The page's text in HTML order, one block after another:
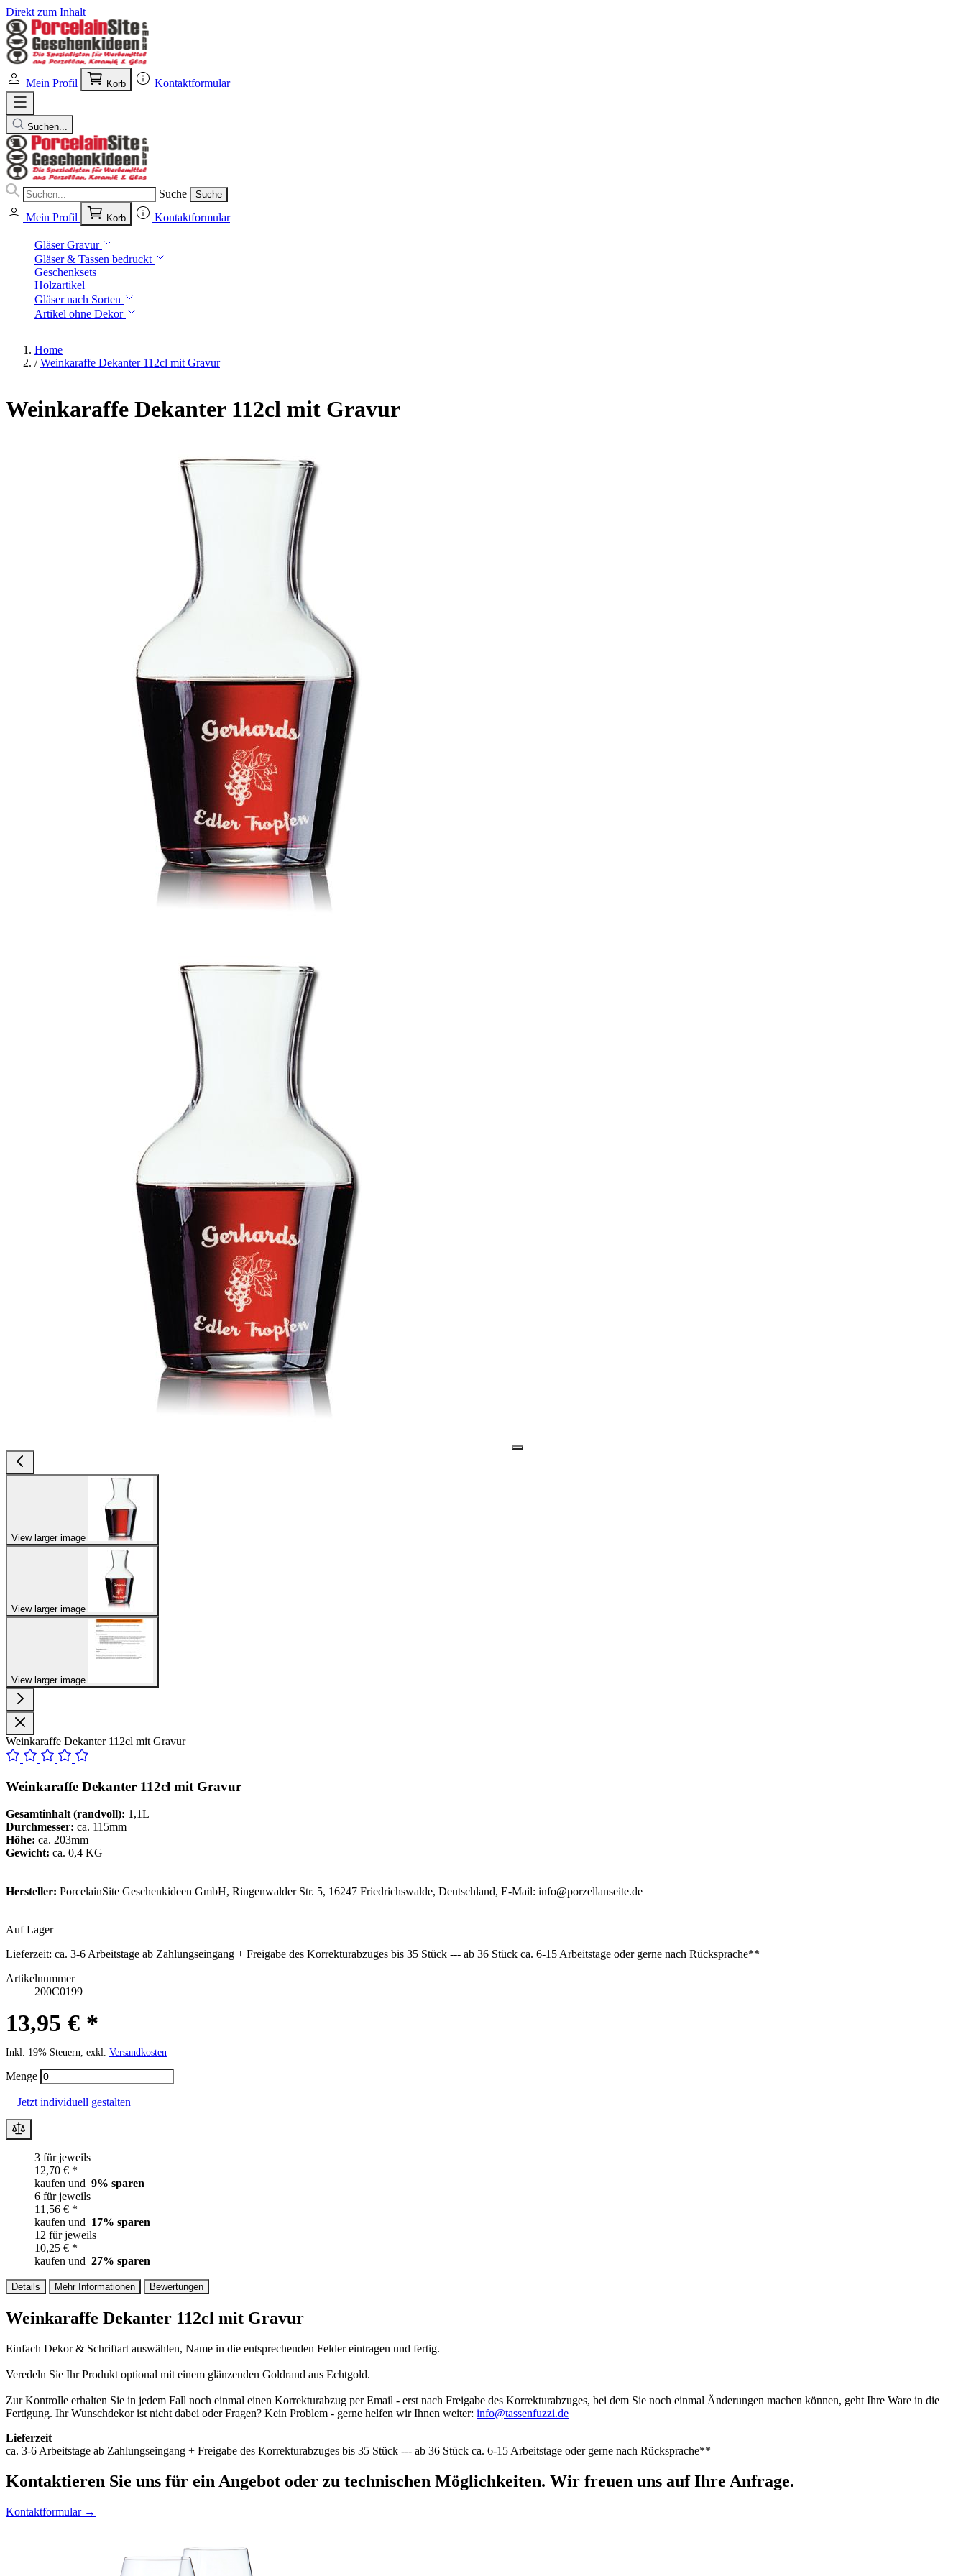
Direkt zum Inhalt
Mein Profil Korb Kontaktformular
Suchen...
Suche Suche
Mein Profil Korb Kontaktformular
Gläser Gravur
Gläser & Tassen bedruckt
Geschenksets
Holzartikel
Gläser nach Sorten
Artikel ohne Dekor
Home
/ Weinkaraffe Dekanter 112cl mit Gravur
Weinkaraffe Dekanter 112cl mit Gravur
View larger image
View larger image
View larger image
Weinkaraffe Dekanter 112cl mit Gravur
Weinkaraffe Dekanter 112cl mit Gravur
Gesamtinhalt (randvoll): 1,1L
Durchmesser: ca. 115mm
Höhe: ca. 203mm
Gewicht: ca. 0,4 KG
Hersteller: PorcelainSite Geschenkideen GmbH, Ringenwalder Str. 5, 16247 Friedrichswalde, Deutschland, E-Mail: info@porzellanseite.de
Auf Lager
Lieferzeit: ca. 3-6 Arbeitstage ab Zahlungseingang + Freigabe des Korrekturabzuges bis 35 Stück --- ab 36 Stück ca. 6-15 Arbeitstage oder gerne nach Rücksprache**
Artikelnummer
200C0199
13,95 € *
Inkl. 19% Steuern, exkl. Versandkosten
Menge
Jetzt individuell gestalten
3 für jeweils
12,70 € *
kaufen und 9% sparen
6 für jeweils
11,56 € *
kaufen und 17% sparen
12 für jeweils
10,25 € *
kaufen und 27% sparen
Details Mehr Informationen Bewertungen
Weinkaraffe Dekanter 112cl mit Gravur
Einfach Dekor & Schriftart auswählen, Name in die entsprechenden Felder eintragen und fertig.
Veredeln Sie Ihr Produkt optional mit einem glänzenden Goldrand aus Echtgold.
Zur Kontrolle erhalten Sie in jedem Fall noch einmal einen Korrekturabzug per Email - erst nach Freigabe des Korrekturabzuges, bei dem Sie noch einmal Änderungen machen können, geht Ihre Ware in die
Fertigung. Ihr Wunschdekor ist nicht dabei oder Fragen? Kein Problem - gerne helfen wir Ihnen weiter: info@tassenfuzzi.de
Lieferzeit
ca. 3-6 Arbeitstage ab Zahlungseingang + Freigabe des Korrekturabzuges bis 35 Stück --- ab 36 Stück ca. 6-15 Arbeitstage oder gerne nach Rücksprache**
Kontaktieren Sie uns für ein Angebot oder zu technischen Möglichkeiten. Wir freuen uns auf Ihre Anfrage.
Kontaktformular →